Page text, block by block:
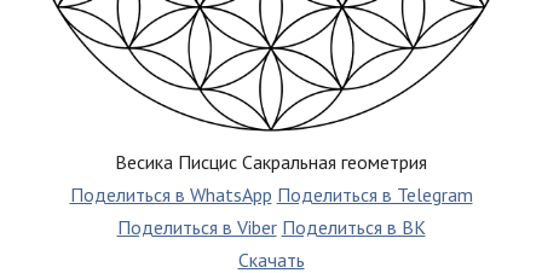
Весика Писцис Сакральная геометрия
Поделиться в WhatsApp Поделиться в Telegram
Поделиться в Viber Поделиться в ВК
Скачать